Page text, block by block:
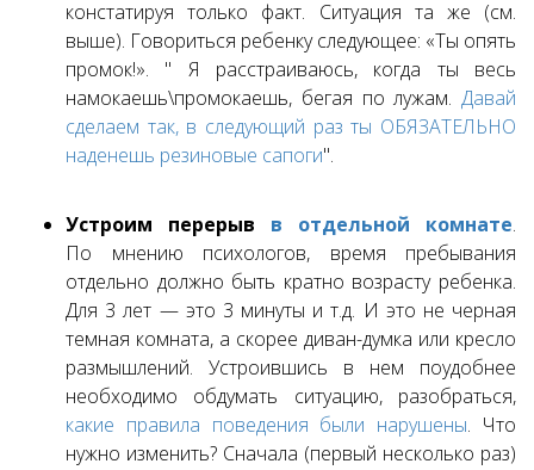
констатируя только факт. Ситуация та же (см.
выше). Говориться ребенку следующее: «Ты опять
промок!». " Я расстраиваюсь, когда ты весь
намокаешь\промокаешь, бегая по лужам. Давай
сделаем так, в следующий раз ты ОБЯЗАТЕЛЬНО
наденешь резиновые сапоги".
Устроим перерыв в отдельной комнате.
По мнению психологов, время пребывания
отдельно должно быть кратно возрасту ребенка.
Для 3 лет — это 3 минуты и т.д. И это не черная
темная комната, а скорее диван-думка или кресло
размышлений. Устроившись в нем поудобнее
необходимо обдумать ситуацию, разобраться,
какие правила поведения были нарушены. Что
нужно изменить? Сначала (первый несколько раз)